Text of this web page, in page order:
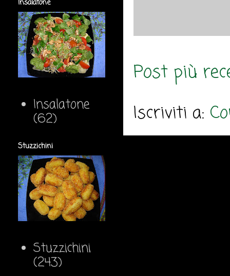
Post più
Iscriviti a:
Insalatone
Insalatone
(62)
Stuzzichini
Stuzzichini
(243)